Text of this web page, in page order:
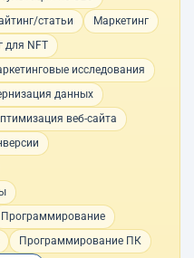
статьи
Маркетинг
для NFT
исследования
данных
веб-сайта
Программирование
Программирование ПК